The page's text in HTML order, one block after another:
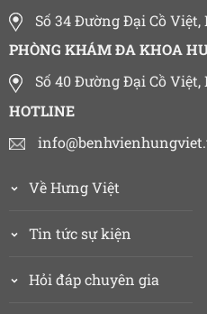
Số 34 Đường Đại Cồ
PHÒNG KHÁM ĐA KHOA
Số 40 Đường Đại Cồ
HOTLINE
Về Hưng Việt
Tin tức sự kiện
Hỏi đáp chuyên gia